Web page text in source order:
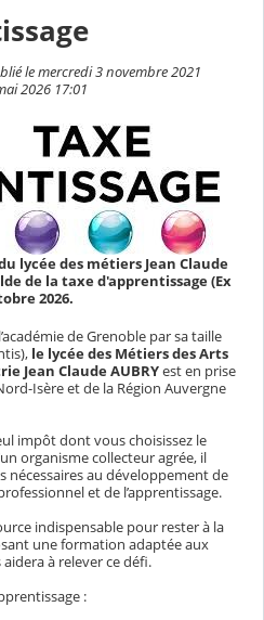
le mercredi 3 novembre 2021
2026 17:01
lycée des métiers Jean Claude
de la taxe d'apprentissage (Ex
2026.
de Grenoble par sa taille
le lycée des Métiers des Arts
Jean Claude AUBRYest en prise
Isère et de la Région Auvergne
impôt dont vous choisissez le
organisme collecteur agrée, il
nécessaires au développement de
et de l’apprentissage.
indispensable pour rester à la
une formation adaptée aux
à relever ce défi.
: